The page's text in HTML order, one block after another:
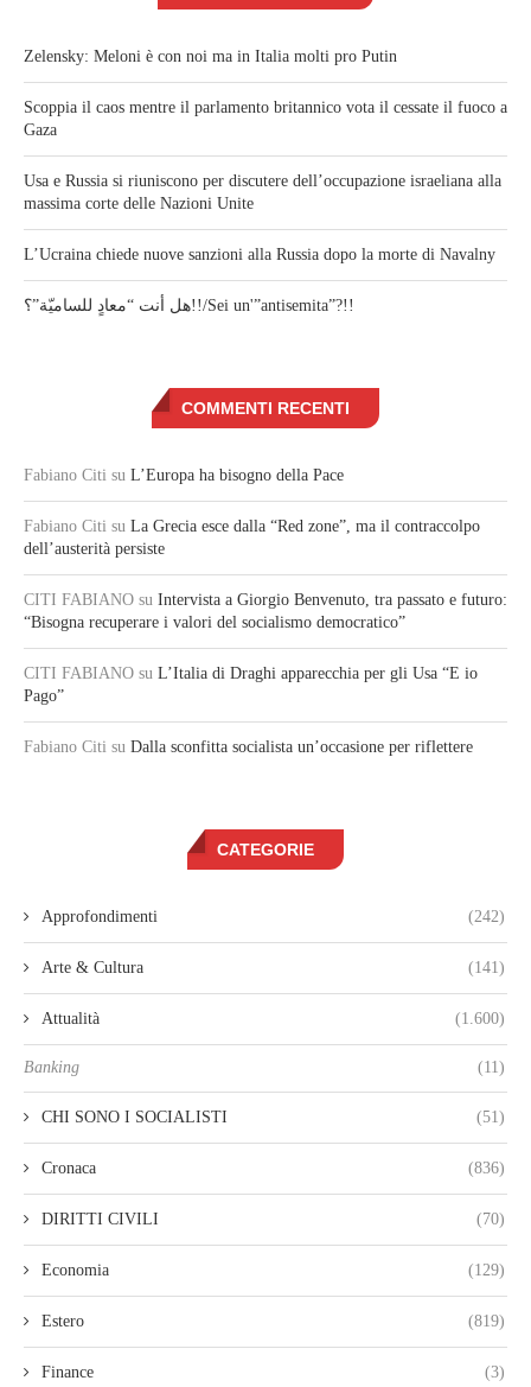
Zelensky: Meloni è con noi ma in Italia molti pro Putin
Scoppia il caos mentre il parlamento britannico vota il cessate il fuoco a
Gaza
Usa e Russia si riuniscono per discutere dell’occupazione israeliana alla
massima corte delle Nazioni Unite
L’Ucraina chiede nuove sanzioni alla Russia dopo la morte di Navalny
هل أنت “معادٍ للساميّة”؟!!/Sei un'”antisemita”?!!
COMMENTI RECENTI
Fabiano Citi su L’Europa ha bisogno della Pace
Fabiano Citi su La Grecia esce dalla “Red zone”, ma il contraccolpo
dell’austerità persiste
CITI FABIANO su Intervista a Giorgio Benvenuto, tra passato e futuro:
“Bisogna recuperare i valori del socialismo democratico”
CITI FABIANO su L’Italia di Draghi apparecchia per gli Usa “E io
Pago”
Fabiano Citi su Dalla sconfitta socialista un’occasione per riflettere
CATEGORIE
Approfondimenti (242)
Arte & Cultura (141)
Attualità (1.600)
Banking (11)
CHI SONO I SOCIALISTI (51)
Cronaca (836)
DIRITTI CIVILI (70)
Economia (129)
Estero (819)
Finance (3)